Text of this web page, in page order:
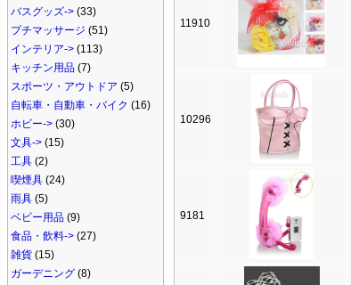
バスグッズ-> (33)
プチマッサージ (51)
インテリア-> (113)
キッチン用品 (7)
スポーツ・アウトドア (5)
自転車・自動車・バイク (16)
ホビー-> (30)
文具-> (15)
工具 (2)
喫煙具 (24)
雨具 (5)
ベビー用品 (9)
食品・飲料-> (27)
雑貨 (15)
ガーデニング (8)
11910
10296
9181